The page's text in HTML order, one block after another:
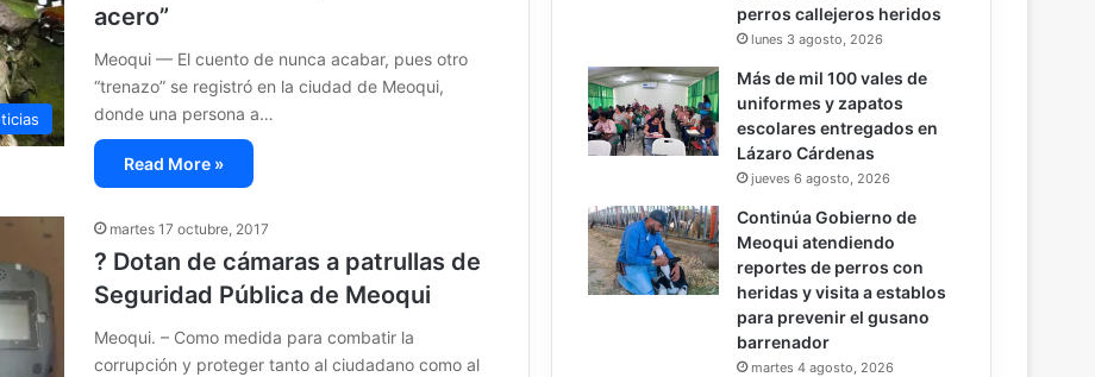
acero”
Meoqui — El cuento de nunca acabar, pues otro
“trenazo” se registró en la ciudad de Meoqui,
donde una persona a…
Read More »
martes 17 octubre, 2017
? Dotan de cámaras a patrullas de
Seguridad Pública de Meoqui
Meoqui. – Como medida para combatir la
corrupción y proteger tanto al ciudadano como al
perros callejeros heridos
lunes 3 agosto, 2026
Más de mil 100 vales de
uniformes y zapatos
escolares entregados en
Lázaro Cárdenas
jueves 6 agosto, 2026
Continúa Gobierno de
Meoqui atendiendo
reportes de perros con
heridas y visita a establos
para prevenir el gusano
barrenador
martes 4 agosto, 2026